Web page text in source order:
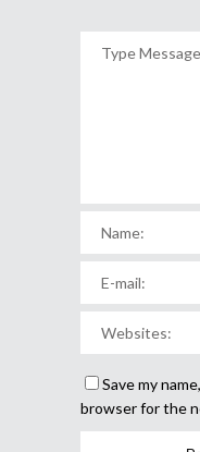
Save my
browser for the